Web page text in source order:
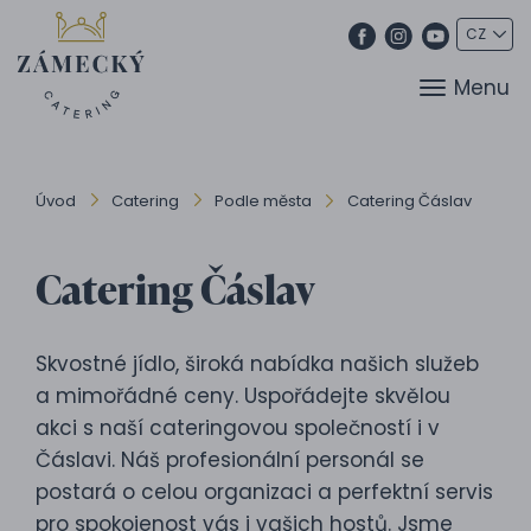
Menu
Úvod Catering Podle města Catering Čáslav
Catering Čáslav
Skvostné jídlo, široká nabídka našich služeb
a mimořádné ceny. Uspořádejte skvělou
akci s naší cateringovou společností i v
Čáslavi. Náš profesionální personál se
postará o celou organizaci a perfektní servis
pro spokojenost vás i vašich hostů. Jsme